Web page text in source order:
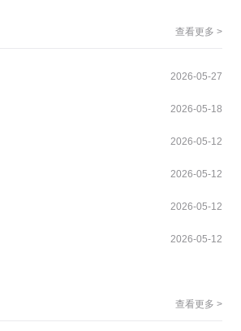
查看更多 >
2026-05-27
2026-05-18
2026-05-12
2026-05-12
2026-05-12
2026-05-12
查看更多 >